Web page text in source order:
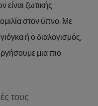
είναι ζωτικής
στον ύπνο. Με
ή ο διαλογισμός,
μια πιο
τους